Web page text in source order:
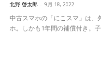
北野 啓太郎 - 9月 18, 2022
中古スマホの「にこスマ」は、
ホ。しかも1年間の補償付き。